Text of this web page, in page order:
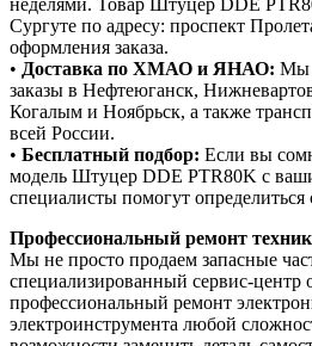
Сургуте по адресу: проспект
оформления заказа.
• Доставка по ХМАО и ЯНАО: Мы
заказы в Нефтеюганск,
Когалым и Ноябрьск, а также
всей России.
• Бесплатный подбор: Если вы
модель Штуцер DDE PTR80K с
специалисты помогут
Профессиональный ремонт
Мы не просто продаем запасные
специализированный сервис-центр
профессиональный ремонт
электроинструмента любой